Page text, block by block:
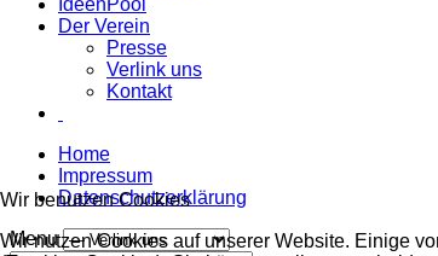
Der Verein
Presse
Verlink uns
Kontakt
Home
Impressum
Datenschutzerklärung
Menu
Wir benutzen Cookies
Wir nutzen Cookies auf unserer Website. Einige